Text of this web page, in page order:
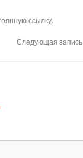
ссылку.
Следующая запись